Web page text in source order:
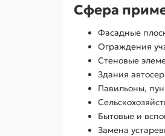
Сфера
Фасадные
Ограждения
Стеновые
Здания
Павильоны,
Бытовые и
Замена